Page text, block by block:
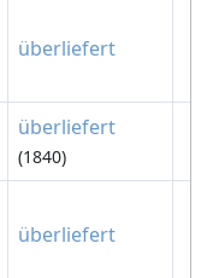
überliefert
überliefert
(1840)
überliefert